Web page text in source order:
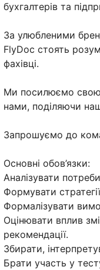
бухгалтерів та
За улюбленими
FlyDoc стоять
фахівці.
Ми посилюємо свою
нами, поділяючи
Запрошуємо до
Основні обов’язки:
Аналізувати
Формувати
Формалізувати
Оцінювати вплив
рекомендації.
Збирати,
Брати участь у